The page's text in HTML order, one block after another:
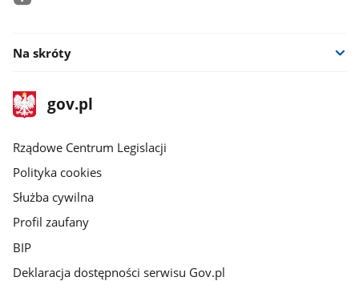
Na skróty
stopka
gov.plStrona
gov.pl
Rządowe Centrum Legislacji
Polityka cookies
Służba cywilna
Profil zaufany
BIP
Deklaracja dostępności serwisu Gov.pl